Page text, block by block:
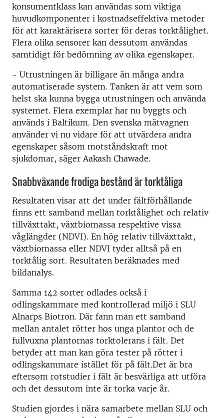
konsumentklass kan användas som viktiga
huvudkomponenter i kostnadseffektiva metoder
för att karaktärisera sorter för deras torktålighet.
Flera olika sensorer kan dessutom användas
samtidigt för bedömning av olika egenskaper.
- Utrustningen är billigare än många andra
automatiserade system. Tanken är att vem som
helst ska kunna bygga utrustningen och använda
systemet. Flera exemplar har nu byggts och
används i Baltikum. Den svenska mätvagnen
använder vi nu vidare för att utvärdera andra
egenskaper såsom motståndskraft mot
sjukdomar, säger Aakash Chawade.
Snabbväxande frodiga bestånd är torktåliga
Resultaten visar att det under fältförhållande
finns ett samband mellan torktålighet och relativ
tillväxttakt, växtbiomassa respektive vissa
våglängder (NDVI). En hög relativ tillväxttakt,
växtbiomassa eller NDVI tyder alltså på en
torktålig sort. Resultaten beräknades med
bildanalys.
Samma 142 sorter odlades också i
odlingskammare med kontrollerad miljö i SLU
Alnarps Biotron. Där fann man ett samband
mellan antalet rötter hos unga plantor och de
fullvuxna plantornas torktolerans i fält. Det
betyder att man kan göra tester på rötter i
odlingskammare istället för på fält.Det är bra
eftersom rotstudier i fält är besvärliga att utföra
och det dessutom inte är torka varje år.
Studien gjordes i nära samarbete mellan SLU och